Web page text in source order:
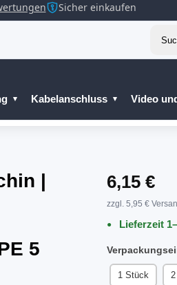
Sicher einkaufen
Kabelanschluss Video
|
5
6,15 €
zzgl. 5,95 €
Lieferzeit
1 Stück